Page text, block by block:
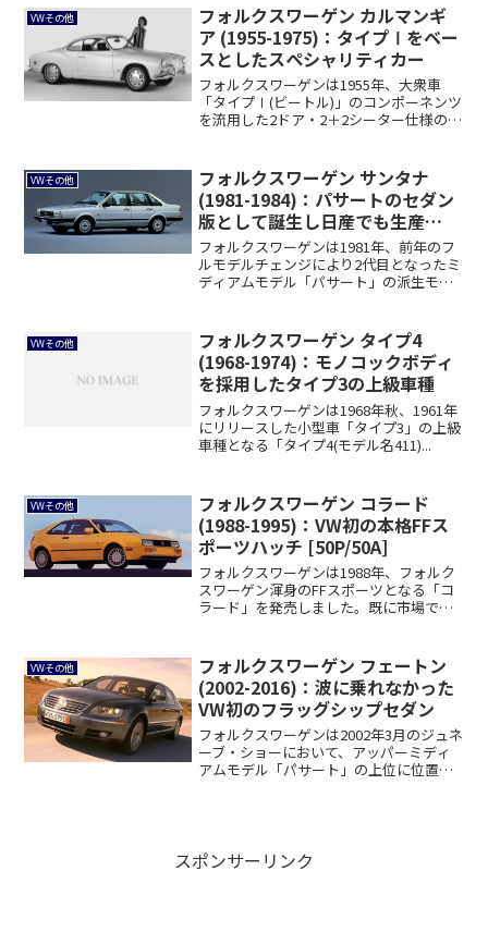
VWその他
フォルクスワーゲン カルマンギ
ア (1955-1975)：タイプⅠをベー
スとしたスペシャリティカー
フォルクスワーゲンは1955年、大衆車
「タイプⅠ(ビートル)」のコンポーネンツ
を流用した2ドア・2＋2シーター仕様のス
VWその他
フォルクスワーゲン サンタナ
(1981-1984)：パサートのセダン
版として誕生し日産でも生産
[M30]
フォルクスワーゲンは1981年、前年のフ
ルモデルチェンジにより2代目となったミ
ディアムモデル「パサート」の派生モデ
VWその他
フォルクスワーゲン タイプ4
(1968-1974)：モノコックボディ
を採用したタイプ3の上級車種
フォルクスワーゲンは1968年秋、1961年
にリリースした小型車「タイプ3」の上級
車種となる「タイプ4(モデル名411)...
VWその他
フォルクスワーゲン コラード
(1988-1995)：VW初の本格FFス
ポーツハッチ [50P/50A]
フォルクスワーゲンは1988年、フォルク
スワーゲン渾身のFFスポーツとなる「コ
ラード」を発売しました。既に市場で一
VWその他
フォルクスワーゲン フェートン
(2002-2016)：波に乗れなかった
VW初のフラッグシップセダン
フォルクスワーゲンは2002年3月のジュネ
ーブ・ショーにおいて、アッパーミディ
アムモデル「パサート」の上位に位置す
スポンサーリンク